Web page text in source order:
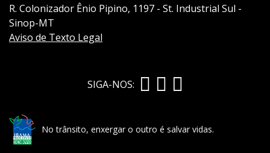
R. Colonizador Ênio Pipino, 1197 - St. Industrial Sul -
Sinop-MT
Aviso de Texto Legal
SIGA-NOS:
No trânsito, enxergar o outro é salvar vidas.